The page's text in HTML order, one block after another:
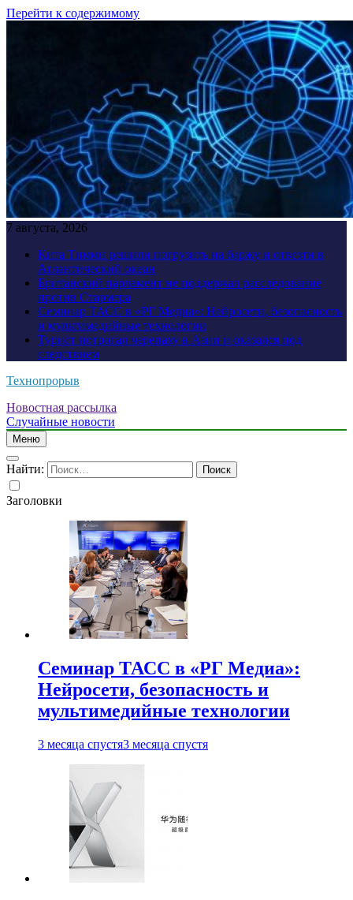
Перейти к содержимому
7 августа, 2026
Кита Тимми решили погрузить на баржу и отвезти в
Атлантический океан
Британский парламент не поддержал расследование
против Стармера
Семинар ТАСС в «РГ Медиа»: Нейросети, безопасность
и мультимедийные технологии
Турист потрогал черепаху в Азии и оказался под
следствием
Технопрорыв
Новостная рассылка
Случайные новости
Меню
Найти:
Заголовки
Семинар ТАСС в «РГ Медиа»:
Нейросети, безопасность и
мультимедийные технологии
3 месяца спустя3 месяца спустя